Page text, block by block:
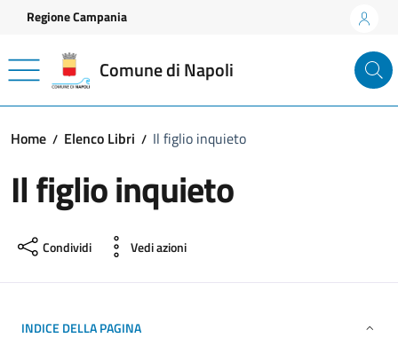
Vai ai contenuti
Vai al footer
Regione Campania
Comune di Napoli
Home Elenco Libri Il figlio inquieto
Il figlio inquieto
Condividi Vedi azioni
INDICE DELLA PAGINA